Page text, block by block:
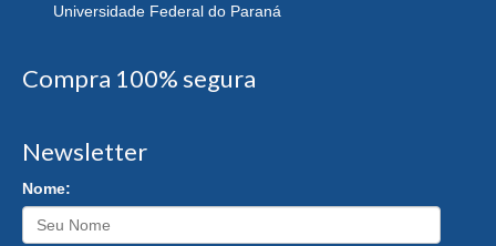
Universidade Federal do Paraná
Compra 100% segura
Newsletter
Nome: